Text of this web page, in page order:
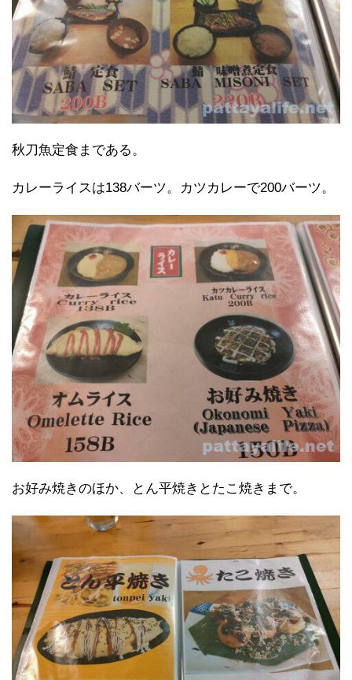
秋刀魚定食まである。
カレーライスは138バーツ。カツカレーで200バーツ。
お好み焼きのほか、とん平焼きとたこ焼きまで。